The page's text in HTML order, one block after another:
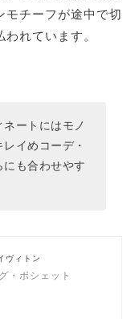
モチーフが途中で切
れています。
ートにはモノ
イめコーデ・
も合わせやす
ィトン
・ポシェット